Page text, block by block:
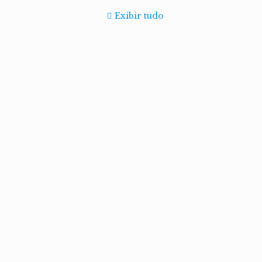
Exibir tudo